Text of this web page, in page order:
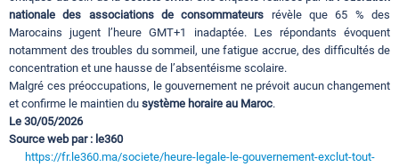
nationale des associations de consommateurs révèle que 65 % des
Marocains jugent l’heure GMT+1 inadaptée. Les répondants évoquent
notamment des troubles du sommeil, une fatigue accrue, des difficultés de
concentration et une hausse de l’absentéisme scolaire.
Malgré ces préoccupations, le gouvernement ne prévoit aucun changement
et confirme le maintien du système horaire au Maroc.
Le 30/05/2026
Source web par : le360
https://fr.le360.ma/societe/heure-legale-le-gouvernement-exclut-tout-